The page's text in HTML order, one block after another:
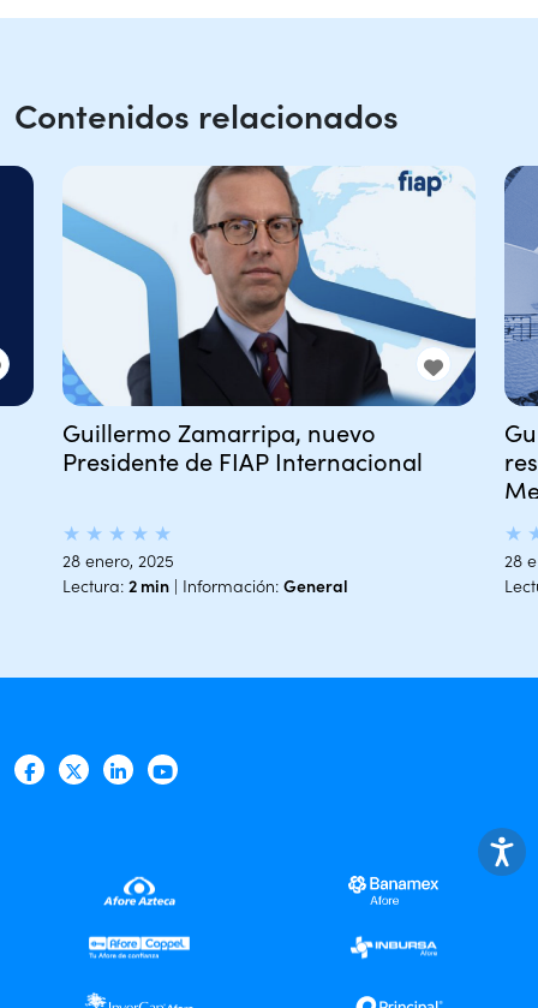
Contenidos relacionados
Guillermo Zamarripa, nuevo
Presidente de FIAP Internacional
★ ★ ★ ★ ★
28 enero, 2025
Lectura: 2 min | Información: General
★
28